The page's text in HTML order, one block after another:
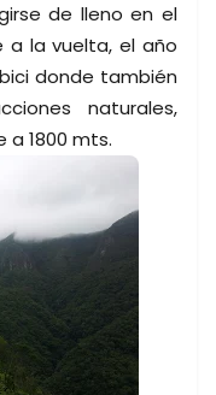
de lleno en el
a la vuelta, el año
donde también
naturales,
a 1800 mts.